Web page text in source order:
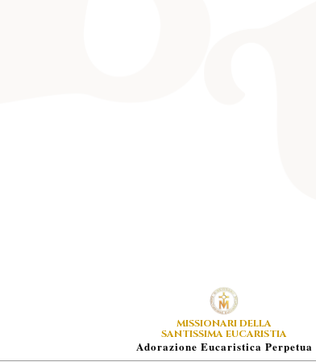
MISSIONARI DELLA
SANTISSIMA EUCARISTIA
ADorazione EUcaristica PErpetua